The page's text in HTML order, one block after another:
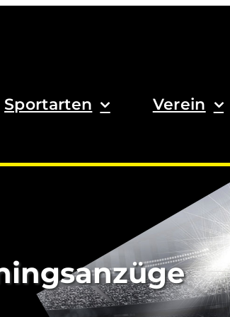
Sportarten Verein